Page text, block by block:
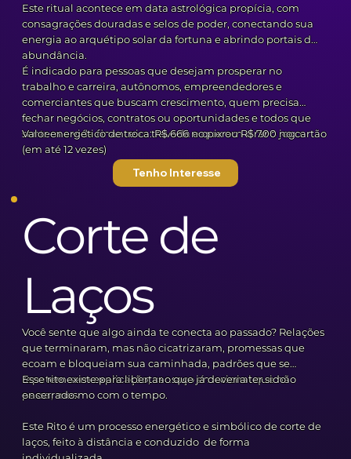
Este ritual acontece em data astrológica propícia, com
consagrações douradas e selos de poder, conectando sua
energia ao arquétipo solar da fortuna e abrindo portais de
abundância.
É indicado para pessoas que desejam prosperar no
trabalho e carreira, autônomos, empreendedores e
comerciantes que buscam crescimento, quem precisa
fechar negócios, contratos ou oportunidades e todos que
sentem a vida financeira travada e querem virar o jogo.
Valor energético de troca: R$ 666 no pix ou R$ 700 no cartão
(em até 12 vezes)
Tenho Interesse
Corte de
Laços
Você sente que algo ainda te conecta ao passado? Relações
que terminaram, mas não cicatrizaram, promessas que
ecoam e bloqueiam sua caminhada, padrões que se
repetem sem explicação, cansaço emocional que não
passa, mesmo com o tempo.
Esse rito existe para libertar o que já deveria ter sido
encerrado.
Este Rito é um processo energético e simbólico de corte de
laços, feito à distância e conduzido de forma